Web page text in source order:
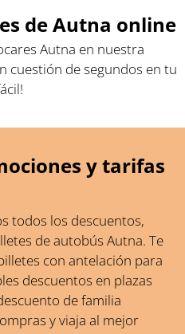
de Autna online
Autna en nuestra
cuestión de segundos en tu
y tarifas
todos los descuentos,
de autobús Autna. Te
con antelación para
descuentos en plazas
de familia
y viaja al mejor